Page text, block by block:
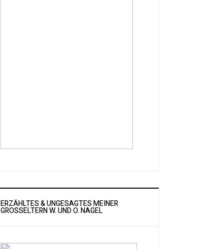
ERZÄHLTES & UNGESAGTES MEINER
GROSSELTERN W. UND O. NAGEL